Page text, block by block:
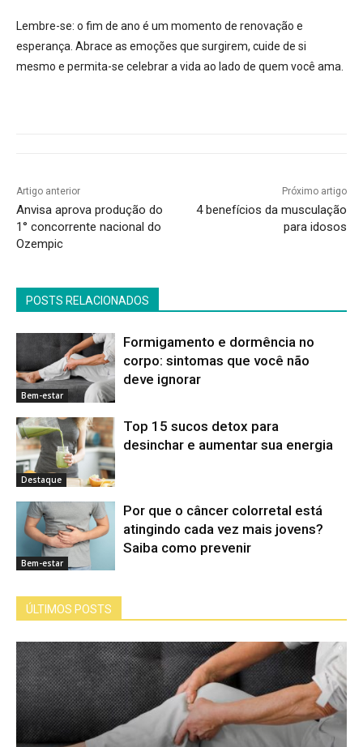
Lembre-se: o fim de ano é um momento de renovação e
esperança. Abrace as emoções que surgirem, cuide de si
mesmo e permita-se celebrar a vida ao lado de quem você ama.
Artigo anterior
Anvisa aprova produção do
1° concorrente nacional do
Ozempic
Próximo artigo
4 benefícios da musculação
para idosos
POSTS RELACIONADOS
Bem-estar
Formigamento e dormência no
corpo: sintomas que você não
deve ignorar
Destaque
Top 15 sucos detox para
desinchar e aumentar sua energia
Bem-estar
Por que o câncer colorretal está
atingindo cada vez mais jovens?
Saiba como prevenir
ÚLTIMOS POSTS